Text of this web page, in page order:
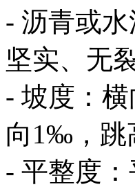
- 沥青或
坚实、无
- 坡度：
向1‰，跳
- 平整度